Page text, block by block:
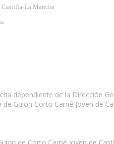
Castilla-La Mancha
dependiente de la Dirección
de Guion Corto Carné Joven
de Corto Carné Joven de